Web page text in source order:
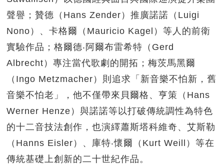
聲譽；贊德（Hans Zender）推廣諾諾（Luigi
Nono）、卡格爾（Mauricio Kagel）等人的前衛
實驗作品；格爾德‧阿爾布雷希特（Gerd
Albrecht）專注當代歌劇的開拓；梅茨馬黑爾
（Ingo Metzmacher）則追求「新音樂不怕新，舊
音樂不怕老」，他不僅帶來貝爾格、亨策（Hans
Werner Henze）與諾諾等以打破傳統調性為特色
的十二音技法創作，也演繹蕭斯塔科維奇、艾斯勒
（Hanns Eisler）、庫特‧懷爾（Kurt Weill）等在
傳統基礎上創新的二十世紀作品。